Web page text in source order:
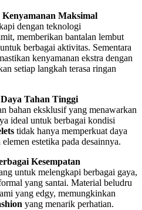
Maksimal
dengan teknologi
memberikan bantalan lembut
berbagai aktivitas. Sementara
kenyamanan ekstra dengan
setiap langkah terasa ringan
Tahan Tinggi
bahan eksklusif yang menawarkan
ideal untuk berbagai kondisi
tidak hanya memperkuat daya
estetika pada desainnya.
Kesempatan
untuk melengkapi berbagai gaya,
yang santai. Material beludru
yang edgy, memungkinkan
yang menarik perhatian.